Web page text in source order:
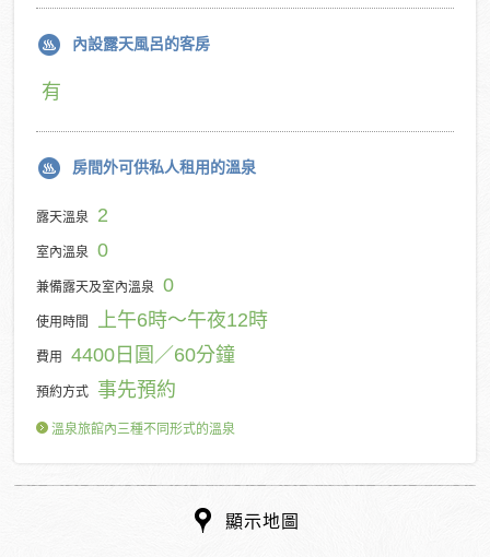
內設露天風呂的客房
有
房間外可供私人租用的溫泉
露天溫泉 2
室內溫泉 0
兼備露天及室內溫泉 0
使用時間 上午6時～午夜12時
費用 4400日圓／60分鐘
預約方式 事先預約
溫泉旅館內三種不同形式的溫泉
顯示地圖